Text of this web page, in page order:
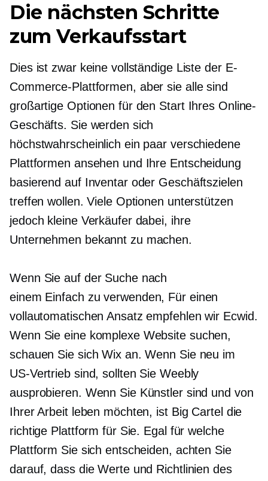
Die nächsten Schritte
zum Verkaufsstart
Dies ist zwar keine vollständige Liste der E-
Commerce-Plattformen, aber sie alle sind
großartige Optionen für den Start Ihres Online-
Geschäfts. Sie werden sich
höchstwahrscheinlich ein paar verschiedene
Plattformen ansehen und Ihre Entscheidung
basierend auf Inventar oder Geschäftszielen
treffen wollen. Viele Optionen unterstützen
jedoch kleine Verkäufer dabei, ihre
Unternehmen bekannt zu machen.
Wenn Sie auf der Suche nach
einem Einfach zu verwenden, Für einen
vollautomatischen Ansatz empfehlen wir Ecwid.
Wenn Sie eine komplexe Website suchen,
schauen Sie sich Wix an. Wenn Sie neu im
US-Vertrieb sind, sollten Sie Weebly
ausprobieren. Wenn Sie Künstler sind und von
Ihrer Arbeit leben möchten, ist Big Cartel die
richtige Plattform für Sie. Egal für welche
Plattform Sie sich entscheiden, achten Sie
darauf, dass die Werte und Richtlinien des